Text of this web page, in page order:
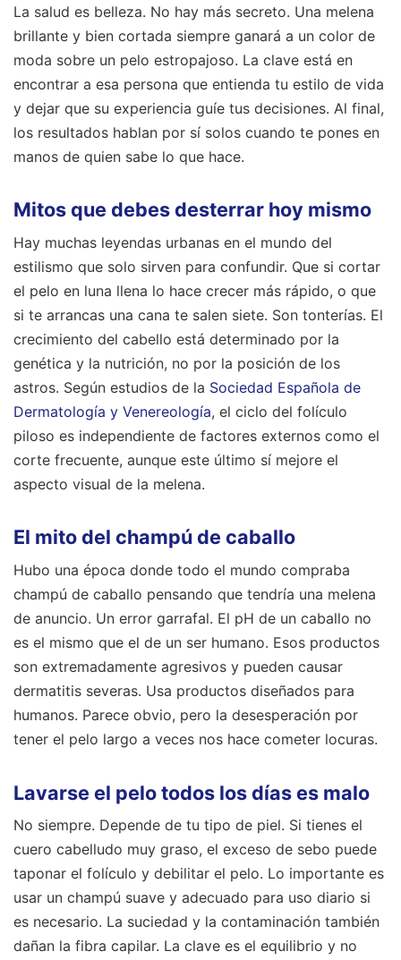
La salud es belleza. No hay más secreto. Una melena
brillante y bien cortada siempre ganará a un color de
moda sobre un pelo estropajoso. La clave está en
encontrar a esa persona que entienda tu estilo de vida
y dejar que su experiencia guíe tus decisiones. Al final,
los resultados hablan por sí solos cuando te pones en
manos de quien sabe lo que hace.
Mitos que debes desterrar hoy mismo
Hay muchas leyendas urbanas en el mundo del
estilismo que solo sirven para confundir. Que si cortar
el pelo en luna llena lo hace crecer más rápido, o que
si te arrancas una cana te salen siete. Son tonterías. El
crecimiento del cabello está determinado por la
genética y la nutrición, no por la posición de los
astros. Según estudios de la Sociedad Española de
Dermatología y Venereología, el ciclo del folículo
piloso es independiente de factores externos como el
corte frecuente, aunque este último sí mejore el
aspecto visual de la melena.
El mito del champú de caballo
Hubo una época donde todo el mundo compraba
champú de caballo pensando que tendría una melena
de anuncio. Un error garrafal. El pH de un caballo no
es el mismo que el de un ser humano. Esos productos
son extremadamente agresivos y pueden causar
dermatitis severas. Usa productos diseñados para
humanos. Parece obvio, pero la desesperación por
tener el pelo largo a veces nos hace cometer locuras.
Lavarse el pelo todos los días es malo
No siempre. Depende de tu tipo de piel. Si tienes el
cuero cabelludo muy graso, el exceso de sebo puede
taponar el folículo y debilitar el pelo. Lo importante es
usar un champú suave y adecuado para uso diario si
es necesario. La suciedad y la contaminación también
dañan la fibra capilar. La clave es el equilibrio y no